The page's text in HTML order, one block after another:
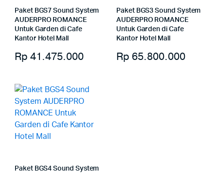
Paket BGS7 Sound System
AUDERPRO ROMANCE
Untuk Garden di Cafe
Kantor Hotel Mall
Rp 41.475.000
Paket BGS3 Sound System
AUDERPRO ROMANCE
Untuk Garden di Cafe
Kantor Hotel Mall
Rp 65.800.000
Paket BGS4 Sound System